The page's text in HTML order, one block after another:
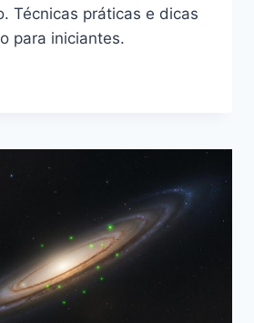
Técnicas práticas e dicas
para iniciantes.